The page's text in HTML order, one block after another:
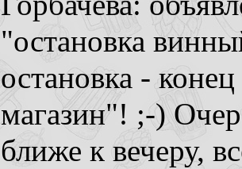
"остановка
остановка -
магазин"! ;-)
ближе к вечеру,